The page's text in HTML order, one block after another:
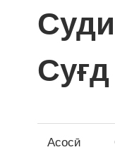
to
content
Суғд
Асосӣ